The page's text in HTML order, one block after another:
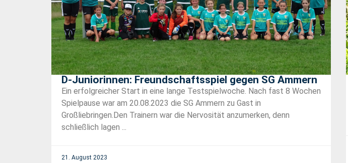
D-Juniorinnen: Freundschaftsspiel gegen SG Ammern
Ein erfolgreicher Start in eine lange Testspielwoche. Nach fast 8 Wochen
Spielpause war am 20.08.2023 die SG Ammern zu Gast in
Großliebringen.Den Trainern war die Nervosität anzumerken, denn
schließlich lagen ...
21. August 2023